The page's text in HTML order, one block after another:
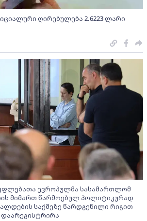
ღირებულება 2.6223 ლარი
უფლებათა ევროპულმა სასამართლომ
მიმართ წარმოებულ პოლიტიკურად
საქმეზე წარდგენილი რიგით
დაარეგისტრირა